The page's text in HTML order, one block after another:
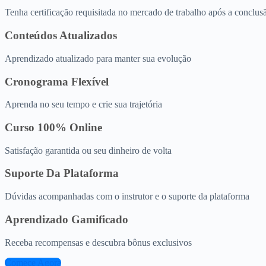
Tenha certificação requisitada no mercado de trabalho após a
Conteúdos Atualizados
Aprendizado atualizado para manter sua evolução
Cronograma Flexível
Aprenda no seu tempo e crie sua trajetória
Curso 100% Online
Satisfação garantida ou seu dinheiro de volta
Suporte Da Plataforma
Dúvidas acompanhadas com o instrutor e o suporte da plataforma
Aprendizado Gamificado
Receba recompensas e descubra bônus exclusivos
Comece Agora